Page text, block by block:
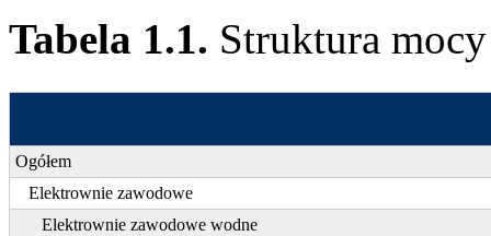
Tabela 1.1. Struktura
Ogółem
Elektrownie zawodowe
Elektrownie zawodowe wodne